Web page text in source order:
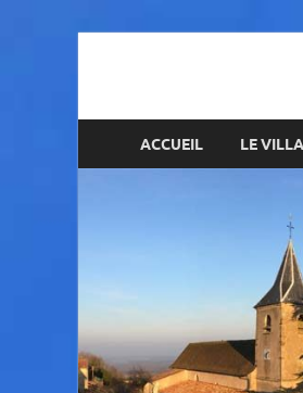
Amance
ACCUEIL LE